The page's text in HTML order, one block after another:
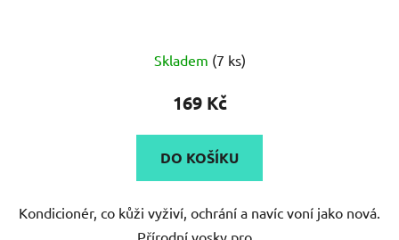
Skladem (7 ks)
169 Kč
DO KOŠÍKU
Kondicionér, co kůži vyživí, ochrání a navíc voní jako nová.
Přírodní vosky pro...